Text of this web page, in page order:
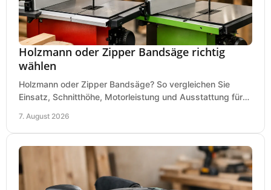
Holzmann oder Zipper Bandsäge richtig
wählen
Holzmann oder Zipper Bandsäge? So vergleichen Sie
Einsatz, Schnitthöhe, Motorleistung und Ausstattung für
7. August 2026